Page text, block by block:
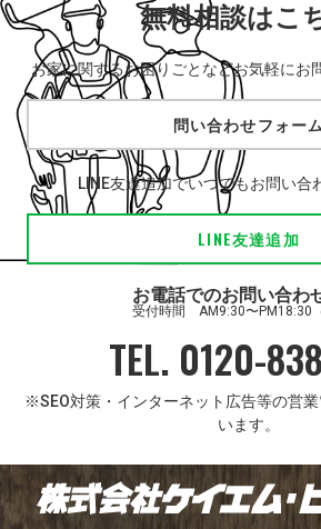
無料相談はこ
お家に関するお困りごとなどお気軽にお
問い合わせフォーム
LINE友達追加でいつでもお問い合
LINE友達追加
お電話でのお問い合わ
受付時間 AM9:30〜PM18:30（
TEL. 0120-
※SEO対策・インターネット広告等の営
います。